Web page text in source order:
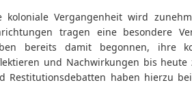
koloniale Vergangenheit wird
tragen eine besondere
bereits damit begonnen, ihre
und Nachwirkungen bis
Restitutionsdebatten haben hierzu